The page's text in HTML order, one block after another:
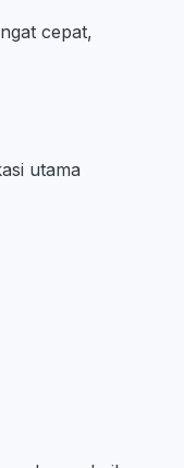
cepat,
utama